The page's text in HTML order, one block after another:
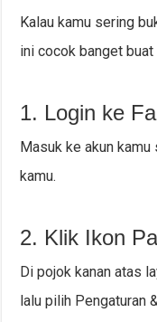
Kalau kamu sering
ini cocok banget buat
1. Login ke
Masuk ke akun
kamu.
2. Klik Ikon
Di pojok kanan atas
lalu pilih Pengaturan